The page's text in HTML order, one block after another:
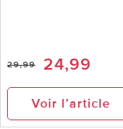
29,99 24,99
Voir l’article